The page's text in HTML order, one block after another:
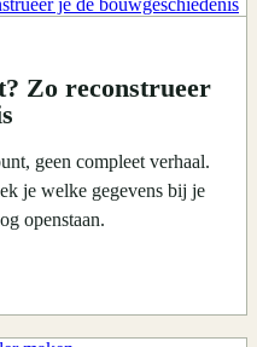
Zo reconstrueer
geen compleet verhaal.
je welke gegevens bij je
openstaan.